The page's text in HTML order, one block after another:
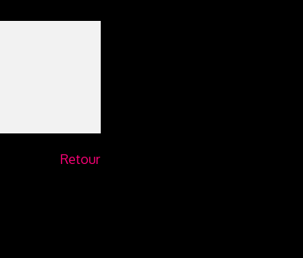
Retour